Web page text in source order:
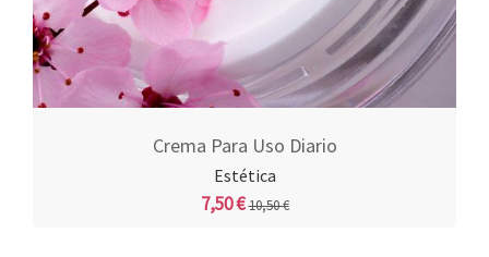
Crema Para Uso Diario
Estética
7,50 €10,50 €